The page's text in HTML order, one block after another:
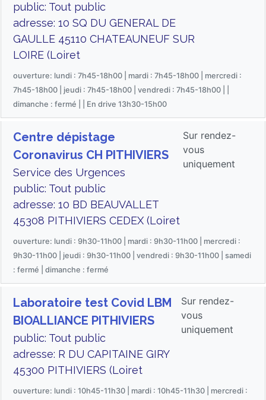
public: Tout public
adresse: 10 SQ DU GENERAL DE
GAULLE 45110 CHATEAUNEUF SUR
LOIRE (Loiret
ouverture: lundi : 7h45-18h00 | mardi : 7h45-18h00 | mercredi :
7h45-18h00 | jeudi : 7h45-18h00 | vendredi : 7h45-18h00 | |
dimanche : fermé | | En drive 13h30-15h00
Centre dépistage
Coronavirus CH PITHIVIERS
Service des Urgences
public: Tout public
adresse: 10 BD BEAUVALLET
45308 PITHIVIERS CEDEX (Loiret
Sur rendez-
vous
uniquement
ouverture: lundi : 9h30-11h00 | mardi : 9h30-11h00 | mercredi :
9h30-11h00 | jeudi : 9h30-11h00 | vendredi : 9h30-11h00 | samedi
: fermé | dimanche : fermé
Laboratoire test Covid LBM
BIOALLIANCE PITHIVIERS
public: Tout public
adresse: R DU CAPITAINE GIRY
45300 PITHIVIERS (Loiret
Sur rendez-
vous
uniquement
ouverture: lundi : 10h45-11h30 | mardi : 10h45-11h30 | mercredi :